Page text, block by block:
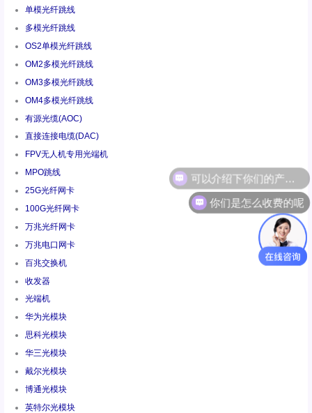
单模光纤跳线
多模光纤跳线
OS2单模光纤跳线
OM2多模光纤跳线
OM3多模光纤跳线
OM4多模光纤跳线
有源光缆(AOC)
直接连接电缆(DAC)
FPV无人机专用光端机
MPO跳线
25G光纤网卡
100G光纤网卡
万兆光纤网卡
万兆电口网卡
百兆交换机
收发器
光端机
华为光模块
思科光模块
华三光模块
戴尔光模块
博通光模块
英特尔光模块
你们是怎么收费的呢